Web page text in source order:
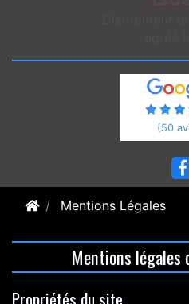
(50
Mentions Légales
Mentions
Propriétés du site